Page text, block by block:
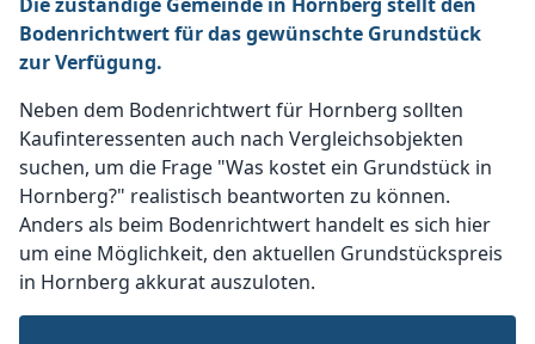
Bodenrichtwert für das gewünschte Grundstück
zur Verfügung.
Neben dem Bodenrichtwert für Hornberg sollten
Kaufinteressenten auch nach Vergleichsobjekten
suchen, um die Frage "Was kostet ein Grundstück in
Hornberg?" realistisch beantworten zu können.
Anders als beim Bodenrichtwert handelt es sich hier
um eine Möglichkeit, den aktuellen Grundstückspreis
in Hornberg akkurat auszuloten.